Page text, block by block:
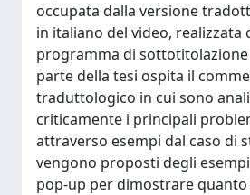
occupata dalla versione
in italiano del video, realizzata
programma di sottotitolazione
parte della tesi ospita il
traduttologico in cui sono
criticamente i principali
attraverso esempi dal caso di
vengono proposti degli
pop-up per dimostrare quanto